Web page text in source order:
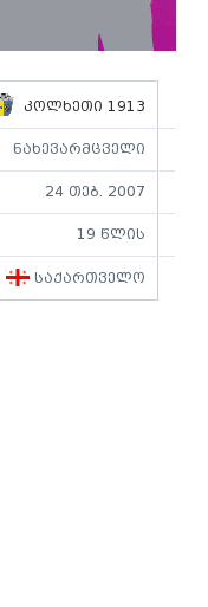
კოლხეთი 1913
ნახევარმცველი
24 თებ. 2007
19 წლის
საქართველო